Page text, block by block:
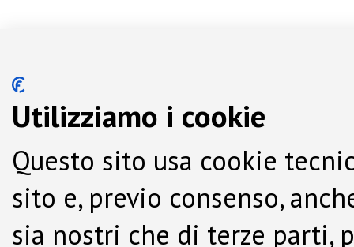
Utilizziamo i cookie
Questo sito usa cookie
sito e, previo consenso,
sia nostri che di terze parti,